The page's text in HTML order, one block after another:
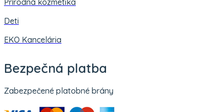
Deti
EKO Kancelária
Bezpečná platba
Zabezpečené platobné brány